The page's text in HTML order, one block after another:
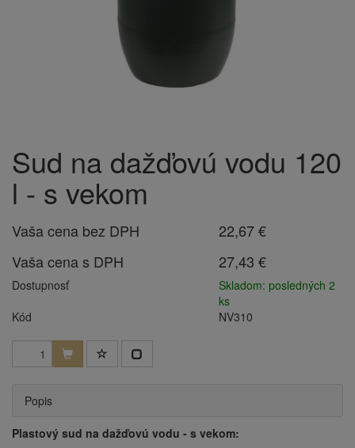
Sud na dažďovú vodu 120
l - s vekom
Vaša cena bez DPH
22,67 €
Vaša cena s DPH
27,43 €
Dostupnosť
Skladom: posledných 2
ks
Kód
NV310
Popis
Plastový sud na dažďovú vodu - s vekom: